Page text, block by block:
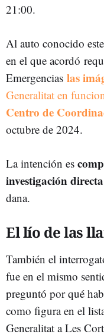
21:00.
Al auto conocido
en el que acordó
Emergencias las
Generalitat en
Centro de
octubre de 2024.
La intención es
investigación
dana.
El lío de las
También el
fue en el mismo
preguntó por qué
como figura en el
Generalitat a Les